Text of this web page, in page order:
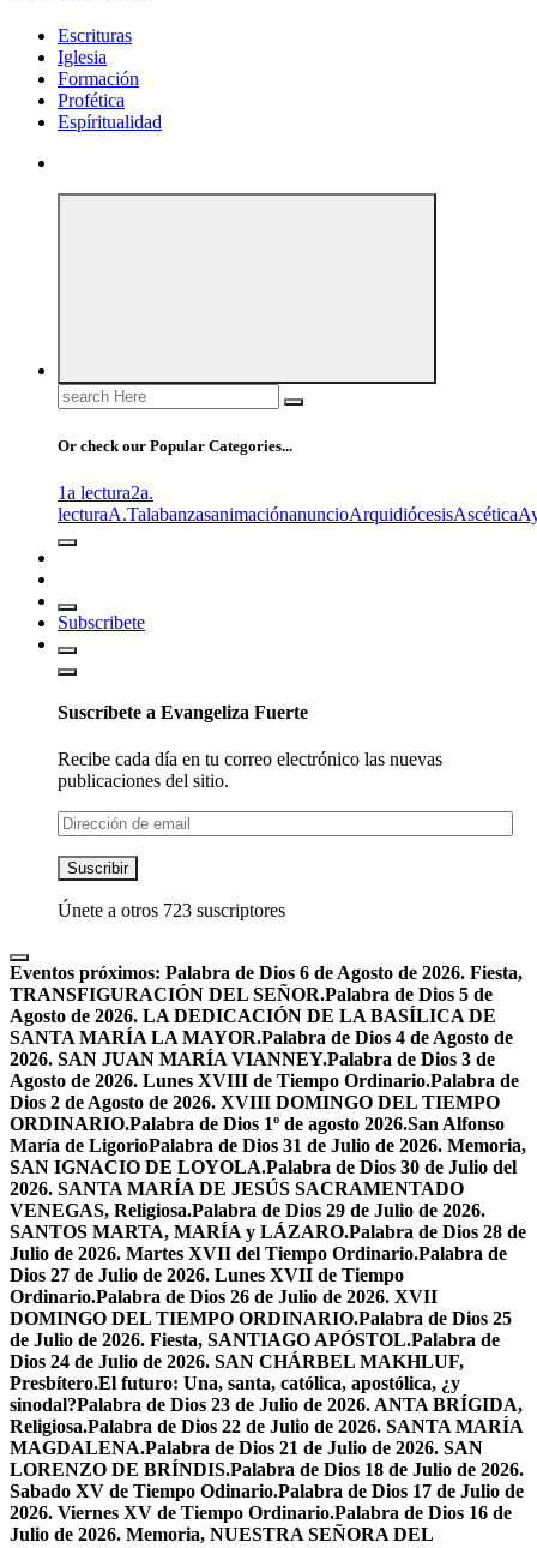
Escrituras
Iglesia
Formación
Profética
Espíritualidad
Search
for:
Or check our Popular Categories...
1a lectura2a.
lecturaA.TalabanzasanimaciónanuncioArquidiócesisAscética
Subscribete
Suscríbete a Evangeliza Fuerte
Recibe cada día en tu correo electrónico las nuevas
publicaciones del sitio.
Dirección
de
email
Suscribir
Únete a otros 723 suscriptores
Eventos próximos: Palabra de Dios 6 de Agosto de 2026. Fiesta,
TRANSFIGURACIÓN DEL SEÑOR.Palabra de Dios 5 de
Agosto de 2026. LA DEDICACIÓN DE LA BASÍLICA DE
SANTA MARÍA LA MAYOR.Palabra de Dios 4 de Agosto de
2026. SAN JUAN MARÍA VIANNEY.Palabra de Dios 3 de
Agosto de 2026. Lunes XVIII de Tiempo Ordinario.Palabra de
Dios 2 de Agosto de 2026. XVIII DOMINGO DEL TIEMPO
ORDINARIO.Palabra de Dios 1º de agosto 2026.San Alfonso
María de LigorioPalabra de Dios 31 de Julio de 2026. Memoria,
SAN IGNACIO DE LOYOLA.Palabra de Dios 30 de Julio del
2026. SANTA MARÍA DE JESÚS SACRAMENTADO
VENEGAS, Religiosa.Palabra de Dios 29 de Julio de 2026.
SANTOS MARTA, MARÍA y LÁZARO.Palabra de Dios 28 de
Julio de 2026. Martes XVII del Tiempo Ordinario.Palabra de
Dios 27 de Julio de 2026. Lunes XVII de Tiempo
Ordinario.Palabra de Dios 26 de Julio de 2026. XVII
DOMINGO DEL TIEMPO ORDINARIO.Palabra de Dios 25
de Julio de 2026. Fiesta, SANTIAGO APÓSTOL.Palabra de
Dios 24 de Julio de 2026. SAN CHÁRBEL MAKHLUF,
Presbítero.El futuro: Una, santa, católica, apostólica, ¿y
sinodal?Palabra de Dios 23 de Julio de 2026. ANTA BRÍGIDA,
Religiosa.Palabra de Dios 22 de Julio de 2026. SANTA MARÍA
MAGDALENA.Palabra de Dios 21 de Julio de 2026. SAN
LORENZO DE BRÍNDIS.Palabra de Dios 18 de Julio de 2026.
Sabado XV de Tiempo Odinario.Palabra de Dios 17 de Julio de
2026. Viernes XV de Tiempo Ordinario.Palabra de Dios 16 de
Julio de 2026. Memoria, NUESTRA SEÑORA DEL